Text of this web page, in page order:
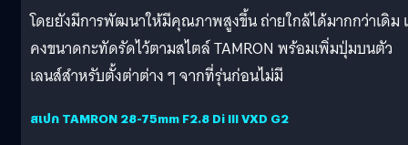
โดยยังมีการพัฒนาให้มีคุณภาพสูงขึ้น ถ่ายใกล้ได้มากกว่าเดิม
คงขนาดกะทัดรัดไว้ตามสไตล์ TAMRON พร้อมเพิ่มปุ่มบนตัว
เลนส์สำหรับตั้งต่าต่าง ๆ จากที่รุ่นก่อนไม่มี
สเปก TAMRON 28-75mm F2.8 Di III VXD G2